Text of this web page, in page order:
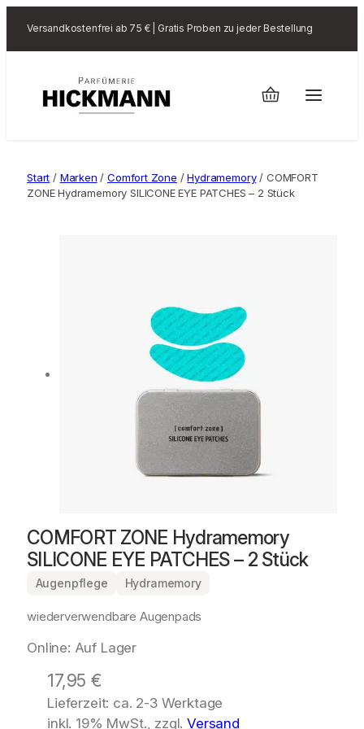
Versandkostenfrei ab 75 € | Gratis Proben zu jeder Bestellung
Start / Marken /Comfort Zone /Hydramemory/ COMFORT
ZONE Hydramemory SILICONE EYE PATCHES – 2 Stück
COMFORT ZONE Hydramemory
SILICONE EYE PATCHES – 2 Stück
Augenpflege Hydramemory
wiederverwendbare Augenpads
Online: Auf Lager
17,95€
Lieferzeit: ca. 2-3 Werktage
inkl. 19% MwSt., zzgl.Versand